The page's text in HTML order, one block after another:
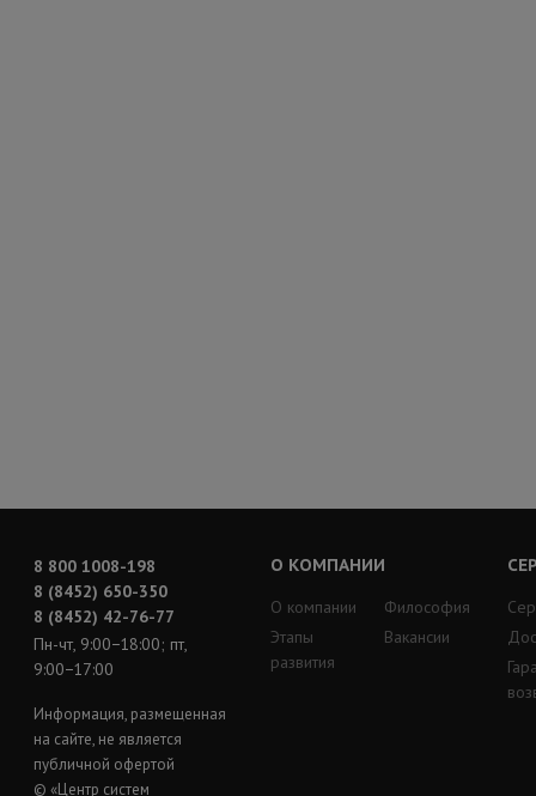
8 800 1008-198
8 (8452) 650-350
8 (8452) 42-76-77
Пн-чт, 9:00−18:00; пт,
9:00−17:00
Информация, размещенная
на сайте, не является
публичной офертой
© «Центр систем
О КОМПАНИИ
О компании
Этапы
развития
Философия
Вакансии